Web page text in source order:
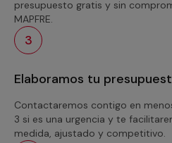
presupuesto gratis y sin
MAPFRE.
3
Elaboramos tu
Contactaremos contigo en
3 si es una urgencia y te
medida, ajustado y competitivo.